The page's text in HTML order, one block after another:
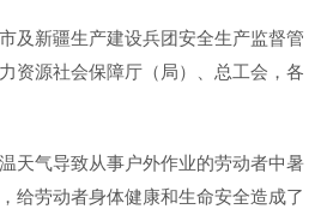
及新疆生产建设兵团安全生产监督管
资源社会保障厅（局）、总工会，各
天气导致从事户外作业的劳动者中暑
给劳动者身体健康和生命安全造成了